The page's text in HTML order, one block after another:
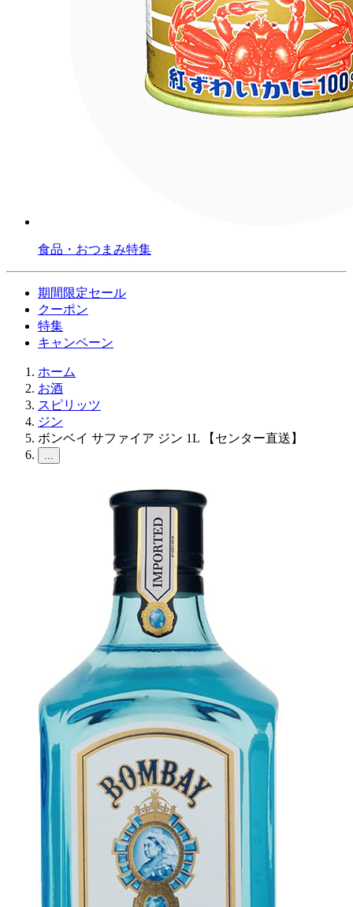
食品・おつまみ特集
期間限定セール
クーポン
特集
キャンペーン
ホーム
お酒
スピリッツ
ジン
ボンベイ サファイア ジン 1L 【センター直送】
...